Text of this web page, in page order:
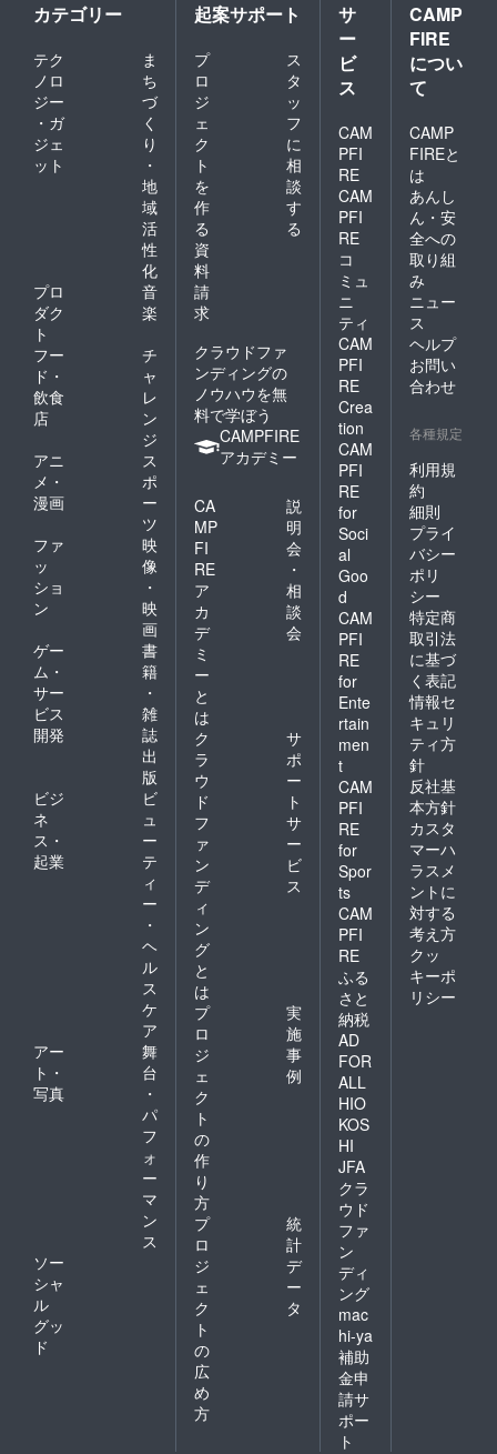
カテゴリー
テク
ノロ
ジー
・ガ
ジェ
ット
ま
ち
づ
く
り
・
地
域
活
性
化
プロ
ダク
ト
音
楽
フー
ド・
飲食
店
チ
ャ
レ
ン
ジ
アニ
メ・
漫画
ス
ポ
ー
ツ
ファ
ッ
ショ
ン
映
像
・
映
画
ゲー
ム・
サー
ビス
開発
書
籍
・
雑
誌
出
版
ビジ
ネ
ス・
起業
ビ
ュ
ー
テ
ィ
ー
・
ヘ
ル
ス
ケ
ア
アー
ト・
写真
舞
台
・
パ
フ
ォ
ー
マ
ン
ス
ソー
シャ
ル
グッ
ド
起案サポート
プ
ロ
ジ
ェ
ク
ト
を
作
る
ス
タ
ッ
フ
に
相
談
す
る
資
料
請
求
クラウドファ
ンディングの
ノウハウを無
料で学ぼう
CAMPFIRE
アカデミー
CA
MP
FI
RE
ア
カ
デ
ミ
ー
と
は
説
明
会
・
相
談
会
ク
ラ
ウ
ド
フ
ァ
ン
デ
ィ
ン
グ
と
は
サ
ポ
ー
ト
サ
ー
ビ
ス
プ
ロ
ジ
ェ
ク
ト
の
作
り
方
実
施
事
例
プ
ロ
ジ
ェ
ク
ト
の
広
め
方
統
計
デ
ー
タ
サ
ー
ビ
ス
CAM
PFI
RE
CAM
PFI
RE
コ
ミュ
ニ
ティ
CAM
PFI
RE
Crea
tion
CAM
PFI
RE
for
Soci
al
Goo
d
CAM
PFI
RE
for
Ente
rtain
men
t
CAM
PFI
RE
for
Spor
ts
CAM
PFI
RE
ふる
さと
納税
AD
FOR
ALL
HIO
KOS
HI
JFA
クラ
ウド
ファ
ン
ディ
ング
mac
hi-ya
補助
金申
請サ
ポー
ト
CAMP
FIRE
につい
て
CAMP
FIREと
は
あんし
ん・安
全への
取り組
み
ニュー
ス
ヘルプ
お問い
合わせ
各種規定
利用規
約
細則
プライ
バシー
ポリ
シー
特定商
取引法
に基づ
く表記
情報セ
キュリ
ティ方
針
反社基
本方針
カスタ
マーハ
ラスメ
ントに
対する
考え方
クッ
キーポ
リシー